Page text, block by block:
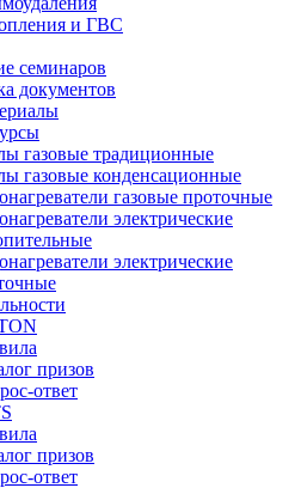
и ГВС
семинаров
документов
газовые традиционные
газовые конденсационные
газовые проточные
электрические
электрические
призов
ответ
призов
ответ